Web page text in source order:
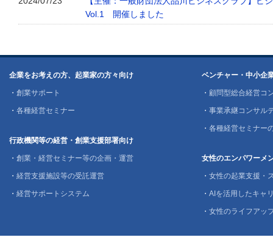
Vol.1 開催しました
企業をお考えの方、起業家の方々向け
・ 創業サポート
・ 各種経営セミナー
行政機関等の経営・創業支援部署向け
・ 創業・経営セミナー等の企画・運営
・ 経営支援施設等の受託運営
・ 経営サポートシステム
ベンチャー・中小企
・ 顧問型総合経営コ
・ 事業承継コンサル
・ 各種経営セミナー
女性のエンパワーメ
・ 女性の起業支援・
・ AIを活用したキャ
・ 女性のライフアッ